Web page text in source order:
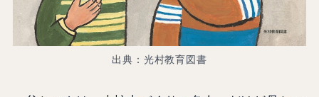
出典：光村教育図書